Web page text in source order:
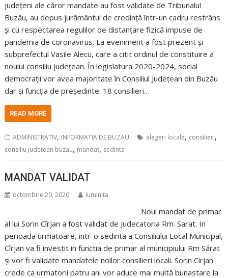
județeni ale căror mandate au fost validate de Tribunalul
Buzău, au depus jurământul de credință într-un cadru restrâns
și cu respectarea regulilor de distanțare fizică impuse de
pandemia de coronavirus. La eveniment a fost prezent și
subprefectul Vasile Alecu, care a citit ordinul de constituire a
noului consiliu județean. În legislatura 2020-2024, social
democrații vor avea majoritate în Consiliul Județean din Buzău
dar și funcția de președinte. 18 consilieri…
READ MORE
ADMINISTRATIV, INFORMATIA DE BUZAU alegeri locale, consilieri,
consiliu judetean buzau, mandat, sedinta
MANDAT VALIDAT
octombrie 20, 2020 luminita
Noul mandat de primar
al lui Sorin Cîrjan a fost validat de Judecatoria Rm. Sarat. In
perioada urmatoare, intr-o sedinta a Consiliului Local Municipal,
Cîrjan va fi investit in functia de primar al municipiului Rm Sărat
și vor fi validate mandatele noilor consilieri locali. Sorin Cirjan
crede ca urmatorii patru ani vor aduce mai multă bunastare la